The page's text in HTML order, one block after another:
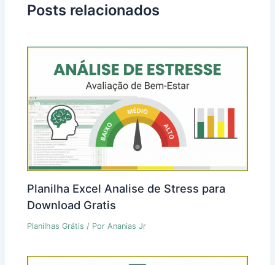
Posts relacionados
Planilha Excel Analise de Stress para
Download Gratis
Planilhas Grátis / PorAnanias Jr